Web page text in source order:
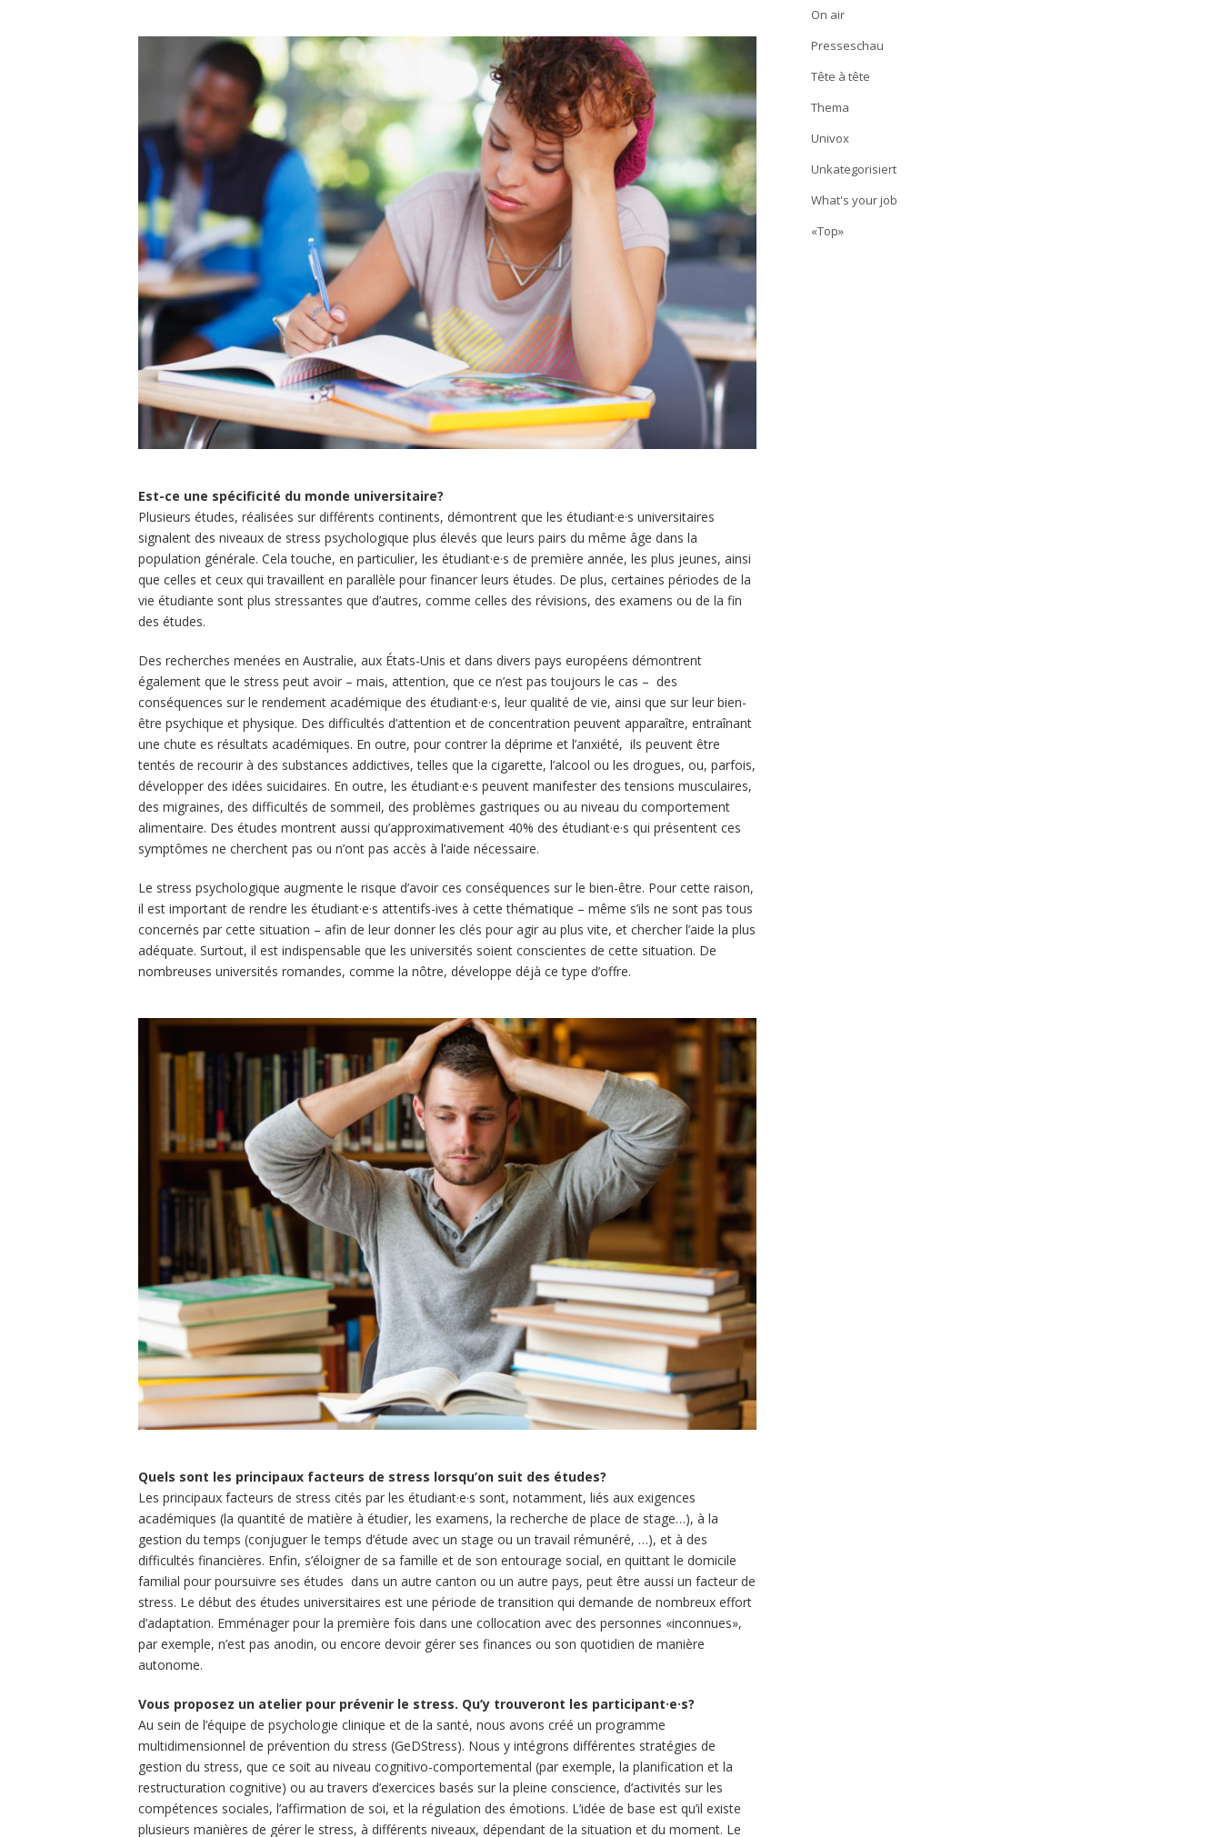
Est-ce une spécificité du monde universitaire?
Plusieurs études, réalisées sur différents continents, démontrent que les étudiant·e·s universitaires
signalent des niveaux de stress psychologique plus élevés que leurs pairs du même âge dans la
population générale. Cela touche, en particulier, les étudiant·e·s de première année, les plus jeunes, ainsi
que celles et ceux qui travaillent en parallèle pour financer leurs études. De plus, certaines périodes de la
vie étudiante sont plus stressantes que d’autres, comme celles des révisions, des examens ou de la fin
des études.
Des recherches menées en Australie, aux États-Unis et dans divers pays européens démontrent
également que le stress peut avoir – mais, attention, que ce n’est pas toujours le cas – des
conséquences sur le rendement académique des étudiant·e·s, leur qualité de vie, ainsi que sur leur bien-
être psychique et physique. Des difficultés d’attention et de concentration peuvent apparaître, entraînant
une chute es résultats académiques. En outre, pour contrer la déprime et l’anxiété, ils peuvent être
tentés de recourir à des substances addictives, telles que la cigarette, l’alcool ou les drogues, ou, parfois,
développer des idées suicidaires. En outre, les étudiant·e·s peuvent manifester des tensions musculaires,
des migraines, des difficultés de sommeil, des problèmes gastriques ou au niveau du comportement
alimentaire. Des études montrent aussi qu’approximativement 40% des étudiant·e·s qui présentent ces
symptômes ne cherchent pas ou n’ont pas accès à l’aide nécessaire.
Le stress psychologique augmente le risque d’avoir ces conséquences sur le bien-être. Pour cette raison,
il est important de rendre les étudiant·e·s attentifs-ives à cette thématique – même s’ils ne sont pas tous
concernés par cette situation – afin de leur donner les clés pour agir au plus vite, et chercher l’aide la plus
adéquate. Surtout, il est indispensable que les universités soient conscientes de cette situation. De
nombreuses universités romandes, comme la nôtre, développe déjà ce type d’offre.
Quels sont les principaux facteurs de stress lorsqu’on suit des études?
Les principaux facteurs de stress cités par les étudiant·e·s sont, notamment, liés aux exigences
académiques (la quantité de matière à étudier, les examens, la recherche de place de stage…), à la
gestion du temps (conjuguer le temps d’étude avec un stage ou un travail rémunéré, …), et à des
difficultés financières. Enfin, s’éloigner de sa famille et de son entourage social, en quittant le domicile
familial pour poursuivre ses études dans un autre canton ou un autre pays, peut être aussi un facteur de
stress. Le début des études universitaires est une période de transition qui demande de nombreux effort
d’adaptation. Emménager pour la première fois dans une collocation avec des personnes «inconnues»,
par exemple, n’est pas anodin, ou encore devoir gérer ses finances ou son quotidien de manière
autonome.
Vous proposez un atelier pour prévenir le stress. Qu’y trouveront les participant·e·s?
Au sein de l’équipe de psychologie clinique et de la santé, nous avons créé un programme
multidimensionnel de prévention du stress (GeDStress). Nous y intégrons différentes stratégies de
gestion du stress, que ce soit au niveau cognitivo-comportemental (par exemple, la planification et la
restructuration cognitive) ou au travers d’exercices basés sur la pleine conscience, d’activités sur les
compétences sociales, l’affirmation de soi, et la régulation des émotions. L’idée de base est qu’il existe
plusieurs manières de gérer le stress, à différents niveaux, dépendant de la situation et du moment. Le
On air
Presseschau
Tête à tête
Thema
Univox
Unkategorisiert
What's your job
«Top»